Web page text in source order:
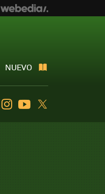
NUEVO
FlipboardInstagramYoutube